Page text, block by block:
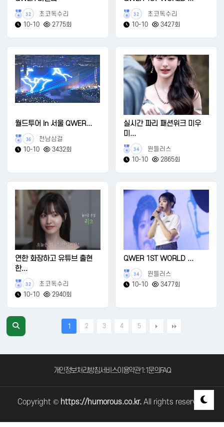
32
초코독수리
10-10
2775회
32
초코독수리
10-10
3427회
월드투어 In 서울 QWER...
36
천남삼걸
10-10
3432회
실시간 파리 패션위크 미우
미...
34
윈들러스
10-10
2865회
연한 화장하고 유튜브 출현
한...
32
초코독수리
10-10
2940회
QWER 1ST WORLD ...
34
윈들러스
10-10
3477회
1 2 3 4 5
개인정보처리방침서비스이용약관1:1문의FAQ
Copyright © https://humorous.co.kr.All rights reserved.